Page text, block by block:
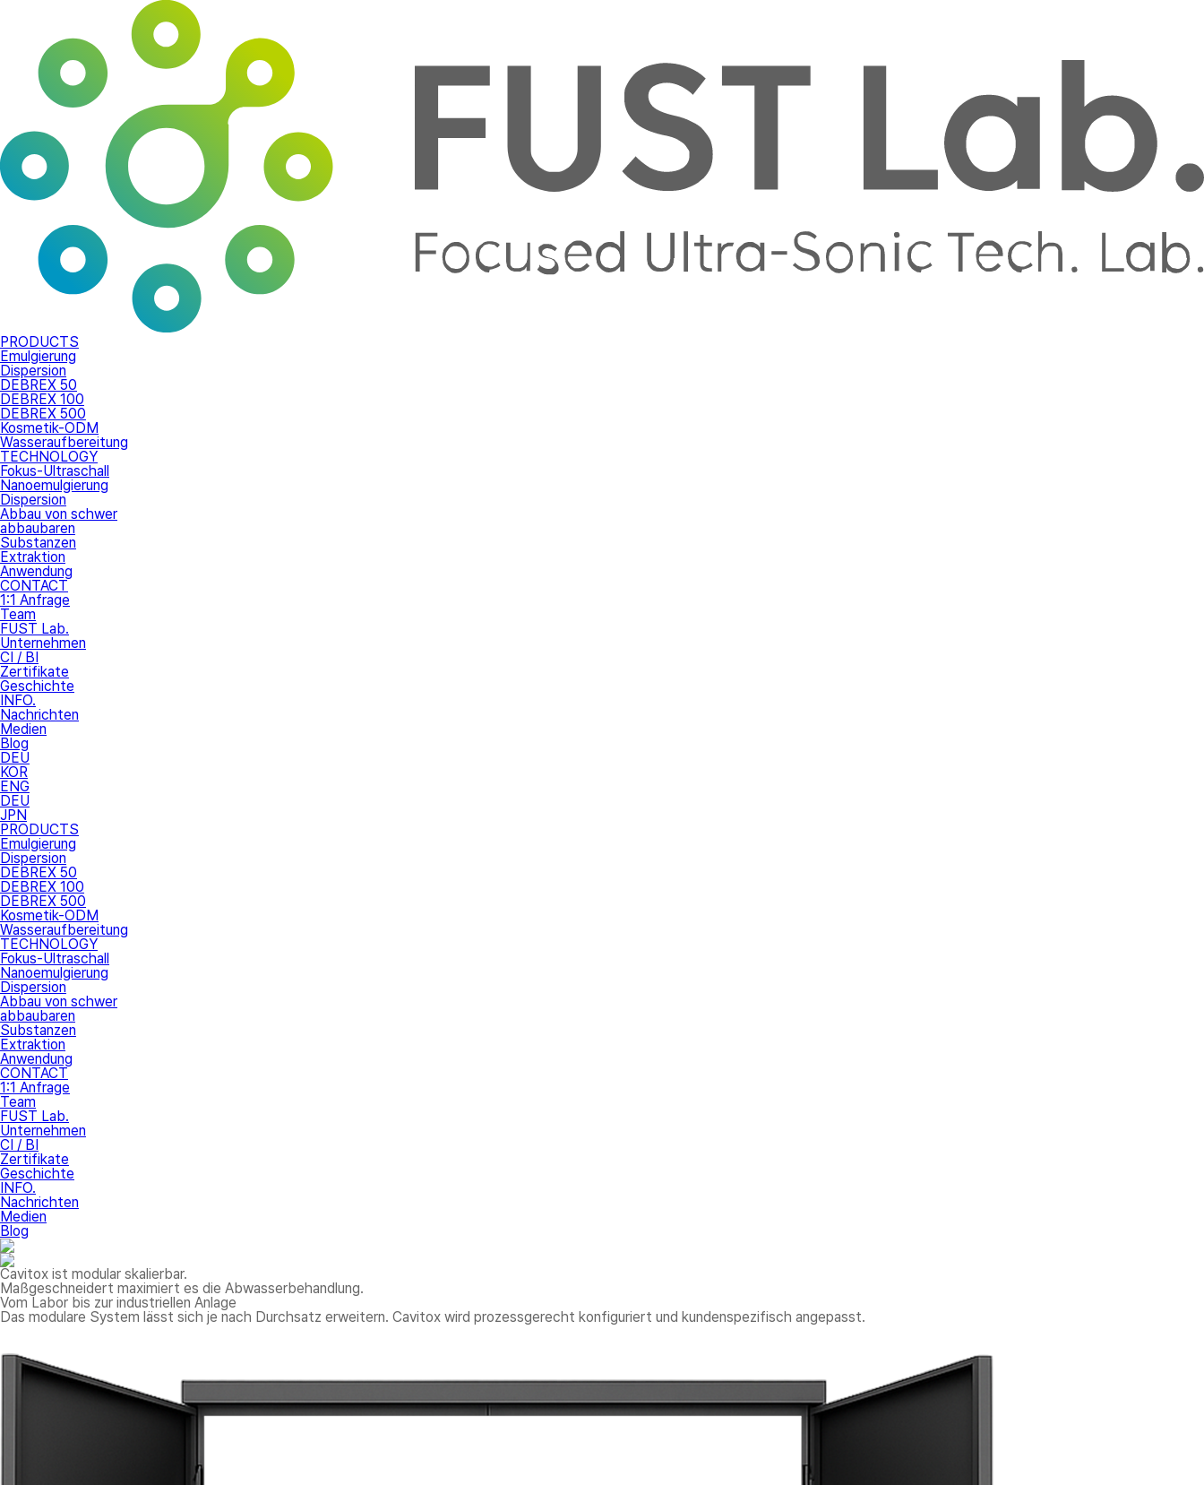
PRODUCTS
Emulgierung
Dispersion
DEBREX 50
DEBREX 100
DEBREX 500
Kosmetik-ODM
Wasseraufbereitung
TECHNOLOGY
Fokus-Ultraschall
Nanoemulgierung
Dispersion
Abbau von schwer
abbaubaren
Substanzen
Extraktion
Anwendung
CONTACT
1:1 Anfrage
Team
FUST Lab.
Unternehmen
CI / BI
Zertifikate
Geschichte
INFO.
Nachrichten
Medien
Blog
DEU
KOR
ENG
DEU
JPN
PRODUCTS
Emulgierung
Dispersion
DEBREX 50
DEBREX 100
DEBREX 500
Kosmetik-ODM
Wasseraufbereitung
TECHNOLOGY
Fokus-Ultraschall
Nanoemulgierung
Dispersion
Abbau von schwer
abbaubaren
Substanzen
Extraktion
Anwendung
CONTACT
1:1 Anfrage
Team
FUST Lab.
Unternehmen
CI / BI
Zertifikate
Geschichte
INFO.
Nachrichten
Medien
Blog
Cavitox ist modular skalierbar.
Maßgeschneidert maximiert es die Abwasserbehandlung.
Vom Labor bis zur industriellen Anlage
Das modulare System lässt sich je nach Durchsatz erweitern. Cavitox wird prozessgerecht konfiguriert und kundenspezifisch angepasst.